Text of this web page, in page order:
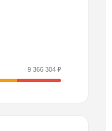
9 366 304 ₽